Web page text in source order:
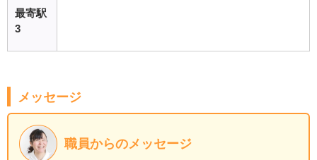
最寄駅
3
メッセージ
職員からのメッセージ